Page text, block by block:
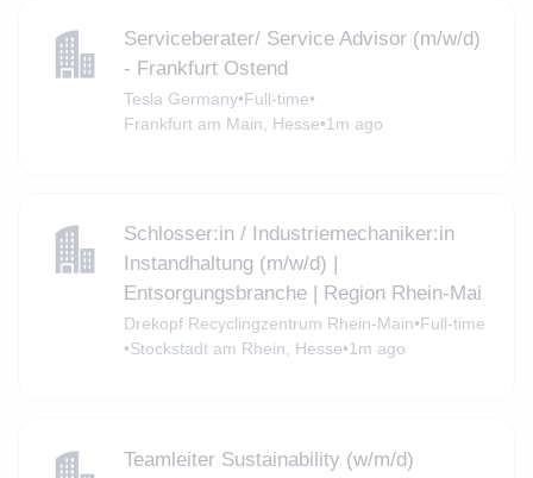
Serviceberater/ Service Advisor (m/w/d)
- Frankfurt Ostend
Tesla Germany•Full-time•
Frankfurt am Main, Hesse•1m ago
Schlosser:in / Industriemechaniker:in
Instandhaltung (m/w/d) |
Entsorgungsbranche | Region Rhein-Mai
Drekopf Recyclingzentrum Rhein-Main•Full-time
•Stockstadt am Rhein, Hesse•1m ago
Teamleiter Sustainability (w/m/d)